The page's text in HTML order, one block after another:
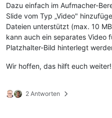
Dazu einfach im Aufmacher-
Slide vom Typ „Video"
Dateien unterstützt (max. 10
kann auch ein separates Video
Platzhalter-Bild hinterlegt
Wir hoffen, das hilft euch weiter!
2 Antworten